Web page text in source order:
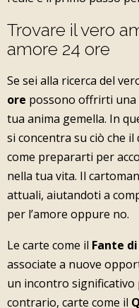
Trovare il vero
amore 24 ore
Se sei alla ricerca del
ore possono offrirti una
tua anima gemella. In
si concentra su ciò che
come prepararti per
nella tua vita. Il
attuali, aiutandoti a
per l’amore oppure no.
Le carte come il Fante
associate a nuove
un incontro significativo
contrario, carte come il